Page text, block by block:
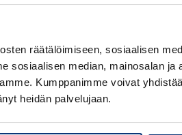
räätälöimiseen, sosiaalisen
sosiaalisen median, mainosalan ja
Kumppanimme voivat
heidän palvelujaan.